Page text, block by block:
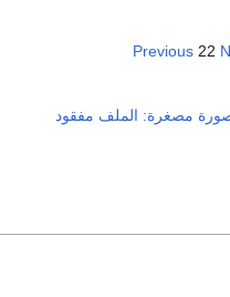
Previous 22
مصغرة: الملف مفقود